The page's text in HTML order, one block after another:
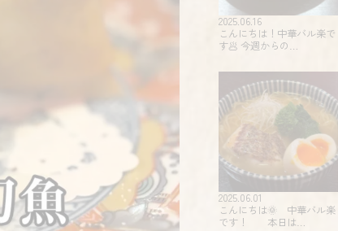
2025.06.16
こんにちは！中華バル楽で
す🥟 今週からの…
2025.06.01
こんにちは🌞 中華バル楽
です！ 本日は…